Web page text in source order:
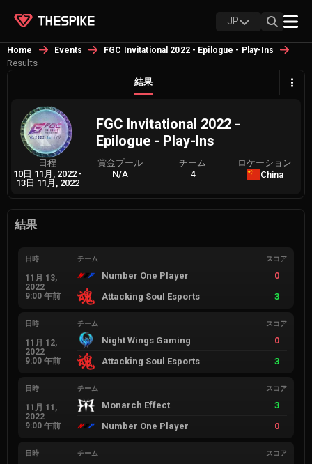
JP
Home Events FGC Invitational 2022 - Epilogue - Play-Ins
Results
結果
FGC Invitational 2022 -
Epilogue - Play-Ins
日程
10日 11月, 2022 -
13日 11月, 2022
賞金プール
N/A
チーム
4
ロケーション
China
結果
日時
11月 13,
2022
9:00 午前
チーム スコア
Number One Player
0
Attacking Soul Esports
3
日時
11月 12,
2022
9:00 午前
チーム スコア
Night Wings Gaming
0
Attacking Soul Esports
3
日時
11月 11,
2022
9:00 午前
チーム スコア
Monarch Effect
3
Number One Player
0
日時 チーム スコア